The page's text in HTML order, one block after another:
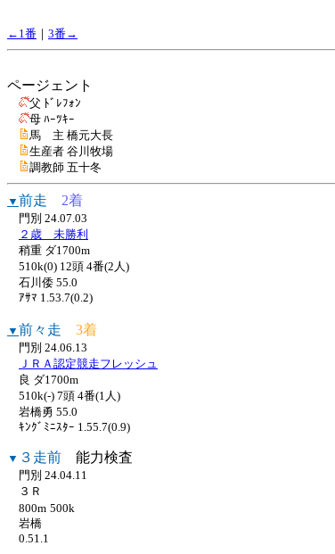
←1番 ｜ 3番→
ページェント
父 ﾄﾞﾚﾌｫﾝ
母 ﾊｰﾂｷｰ
馬 主 橋元大長
生産者 谷川牧場
調教師 五十冬
▼ 前走 2着
門別 24.07.03
２歳 未勝利
稍重 ダ1700m
510k(0) 12頭 4番(2人)
石川倭 55.0
ｱｻﾏ 1.53.7(0.2)
▼ 前々走 3着
門別 24.06.13
ＪＲＡ認定競走フレッシュ
良 ダ1700m
510k(-) 7頭 4番(1人)
岩橋勇 55.0
ｷﾝｸﾞﾐﾆｽﾀｰ 1.55.7(0.9)
▼ ３走前 能力検査
門別 24.04.11
３Ｒ
800m 500k
岩橋
0.51.1